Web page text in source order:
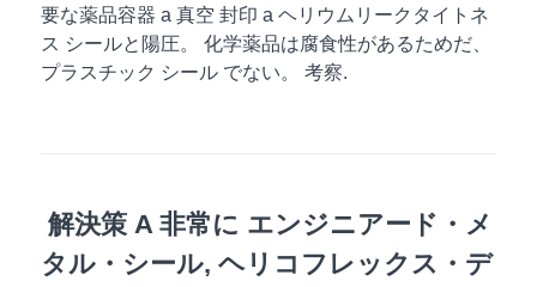
要な薬品容器 a 真空 封印 a ヘリウムリークタイト ネ
ス シールと陽圧。 化学薬品は腐食性があるためだ、
プラスチック シールでない。 考察.
解決策A非常に エンジニアード・メ
タル・シール, ヘリコフレックス・デ